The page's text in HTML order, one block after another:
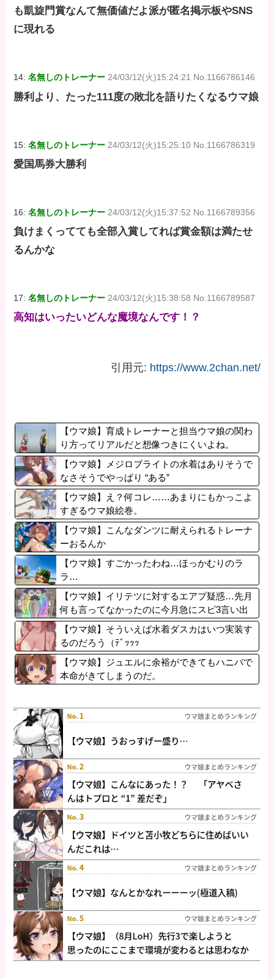
も凱旋門賞なんて無価値だよ派が匿名掲示板やSNS
に現れる
14:名無しのトレーナー 24/03/12(火)15:24:21 No.1166786146
勝利より、たった111度の敗北を語りたくなるウマ娘
15:名無しのトレーナー 24/03/12(火)15:25:10 No.1166786319
愛国馬券大勝利
16:名無しのトレーナー 24/03/12(火)15:37:52 No.1166789356
負けまくってても全部入賞してれば賞金額は満たせ
るんかな
17:名無しのトレーナー 24/03/12(火)15:38:58 No.1166789587
高知はいったいどんな魔境なんです！？
引用元: https://www.2chan.net/
【ウマ娘】育成トレーナーと担当ウマ娘の関わ
り方ってリアルだと想像つきにくいよね。
【ウマ娘】メジロブライトの水着はありそうで
なさそうでやっぱり “ある”
【ウマ娘】え？何コレ……あまりにもかっこよ
すぎるウマ娘絵巻。
【ウマ娘】こんなダンツに耐えられるトレーナ
ーおるんか
【ウマ娘】すごかったわね…ほっかむりのラ
ラ…
【ウマ娘】イリテツに対するエアプ疑惑…先月
何も言ってなかったのに今月急にスピ3言い出
したのが怪しいよな。
【ウマ娘】そういえば水着ダスカはいつ実装す
るのだろう（ﾃﾞｯｯｯ
【ウマ娘】ジュエルに余裕ができてもハニバで
本命がきてしまうのだ。